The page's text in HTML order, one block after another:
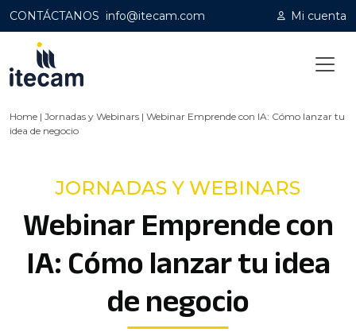
CONTÁCTANOS info@itecam.com Mi cuenta
Home | Jornadas y Webinars | Webinar Emprende con IA: Cómo lanzar tu
idea de negocio
JORNADAS Y WEBINARS
Webinar Emprende con
IA: Cómo lanzar tu idea
de negocio